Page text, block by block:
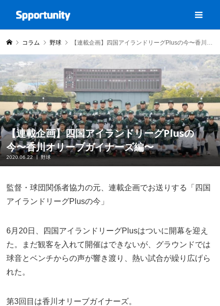
コラム 野球 【連載企画】四国アイランドリーグPlusの今〜香川オリーブガイナーズ編〜
【連載企画】四国アイランドリーグPlusの
今〜香川オリーブガイナーズ編〜
2020.06.22 野球
監督・球団関係者協力の元、連載企画でお送りする「四国
アイランドリーグPlusの今」
6月20日、四国アイランドリーグPlusはついに開幕を迎え
た。まだ観客を入れて開催はできないが、グラウンドでは
球音とベンチからの声が響き渡り、熱い試合が繰り広げら
れた。
第3回目は香川オリーブガイナーズ。